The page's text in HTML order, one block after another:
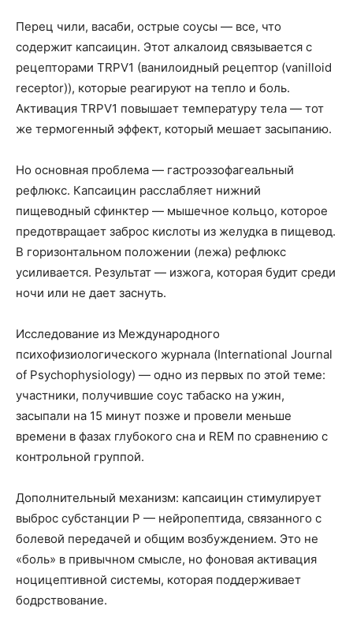
Перец чили, васаби, острые соусы — все, что
содержит капсаицин. Этот алкалоид связывается с
рецепторами TRPV1 (ванилоидный рецептор (vanilloid
receptor)), которые реагируют на тепло и боль.
Активация TRPV1 повышает температуру тела — тот
же термогенный эффект, который мешает засыпанию.
Но основная проблема — гастроэзофагеальный
рефлюкс. Капсаицин расслабляет нижний
пищеводный сфинктер — мышечное кольцо, которое
предотвращает заброс кислоты из желудка в пищевод.
В горизонтальном положении (лежа) рефлюкс
усиливается. Результат — изжога, которая будит среди
ночи или не дает заснуть.
Исследование из Международного
психофизиологического журнала (International Journal
of Psychophysiology) — одно из первых по этой теме:
участники, получившие соус табаско на ужин,
засыпали на 15 минут позже и провели меньше
времени в фазах глубокого сна и REM по сравнению с
контрольной группой.
Дополнительный механизм: капсаицин стимулирует
выброс субстанции P — нейропептида, связанного с
болевой передачей и общим возбуждением. Это не
«боль» в привычном смысле, но фоновая активация
ноцицептивной системы, которая поддерживает
бодрствование.